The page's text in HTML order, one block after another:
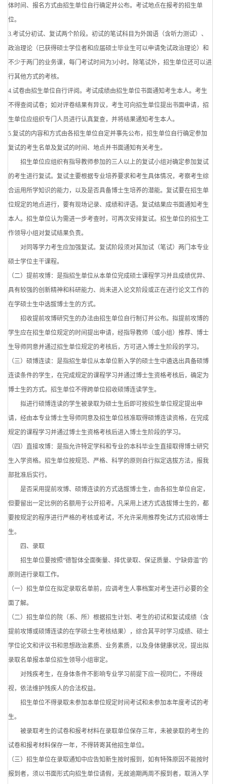
体时间、报名方式由招生单位自行确定并公布。考试地点在报考的招生单
位。
3.考试分初试、复试两个阶段。初试的笔试科目为外国语（含听力测试）、
政治理论（已获得硕士学位者和应届硕士毕业生可以申请免试政治理论）和
不少于两门的业务课，每门考试时间为3小时。除笔试外，招生单位还可以进
行其他方式的考核。
4.试卷由招生单位自行评阅。考试成绩由招生单位书面通知考生本人。考生
不得查阅试卷；如对评卷结果有异议，考生可向招生单位提出书面申请，招
生单位应组织专门人员进行认真复查，并将结果通知考生本人。
5.复试的内容和方式由各招生单位自定并事先公布，招生单位自行确定参加
复试的考生名单及复试的时间、地点并书面通知有关考生。
招生单位应组织有指导教师参加的三人以上的复试小组对确定参加复试
的考生进行复试。复试主要根据专业培养要求和考生具体情况，考察考生综
合运用所学知识的能力，以及是否具备博士生培养的潜能。复试要在招生单
位规定的地点进行，要有现场记录、成绩和评语。复试结果应书面通知考生
本人。招生单位认为需进一步考查时，可再次安排复试。招生单位的招生工
作领导小组对复试结果负责。
对同等学力考生应加强复试。复试阶段须对其加试（笔试）两门本专业
硕士学位主干课程。
（二）提前攻博：是指招生单位从本单位完成硕士课程学习并且成绩优异、
具有较强的创新精神和科研能力、尚未进入论文阶段或正在进行论文工作的
在学硕士生中选拔博士生的方式。
招收提前攻博研究生的办法由招生单位自行制订并公布。拟提前攻博的
学生应在招生单位规定的时间提出申请，经指导教师（或小组）推荐、博士
生导师同意并通过招生单位规定的考核后，方可进入博士生阶段的学习。
（三）硕博连读：是指招生单位从本单位新入学的硕士生中遴选出具备硕博
连读条件的学生，在完成规定的课程学习并通过博士生资格考核后，确定为
博士生的方式。招生单位不得跨单位招收硕博连读学生。
拟进行硕博连读的学生被录取为硕士生后即可按招生单位规定提出申
请，经由本专业博士生导师同意及招生单位核准取得硕博连读资格，在完成
规定的课程学习并通过博士生资格考核后进入博士生阶段的学习。
（四）直接攻博：是指允许特定学科和专业的本科毕业生直接取得博士研究
生入学资格。招生单位按规范、严格、科学的原则自行拟定选拔方法，报我
部批准后实行。
是否采用提前攻博、硕博连读的方式选拔博士生，由各招生单位自定，
但要留出一定比例的名额用于公开招考。凡采用上述方式选拔博士生的，都
要按规定的程序进行严格的考核或考试，不允许采用推荐免试方式招收博士
生。
四、录取
招生单位要按照“德智体全面衡量、择优录取、保证质量、宁缺毋滥”的
原则进行录取工作。
（一）招生单位在拟定录取名单前，应调考生人事档案对考生进行必要的全
面了解。
（二）招生单位的院（系、所）根据招生计划、考生的初试和复试成绩（含
提前攻博或硕博连读的在学硕士生考核结果），综合其平时学习成绩、硕士
学位论文和评议书和思想政治素质、业务素质，以及身体健康状况，提出拟
录取名单报本单位招生领导小组审定。
对残疾考生，在身体条件不影响专业学习前提下应一视同仁，不得歧
视，依法维护残疾人的合法权益。
招生单位不得录取未参加本单位规定时间考试和未参加本年度考试的考
生。
被录取考生的试卷和报考材料在录取单位保存三年，未被录取的考生的
试卷和报考材料保存一年，不得转寄其他招生单位。
（三）招生单位在录取通知中应告知新生按时报到，如有特殊原因不能按时
报到者，须以书面形式向招生单位请假，无故逾期两周不报到者，取消入学